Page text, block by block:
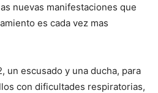
nuevas manifestaciones que
es cada vez mas
un escusado y una ducha, para
con dificultades respiratorias,